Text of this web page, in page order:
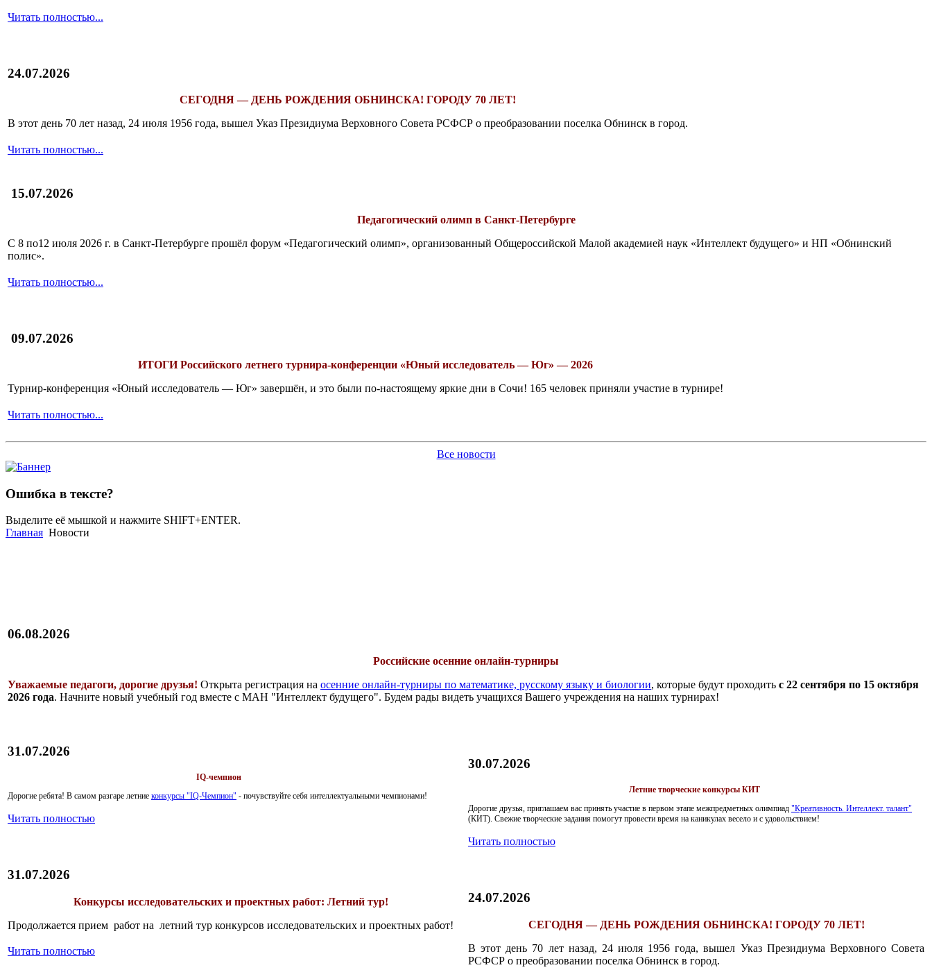
Читать полностью...
24.07.2026
СЕГОДНЯ — ДЕНЬ РОЖДЕНИЯ ОБНИНСКА! ГОРОДУ 70 ЛЕТ!
В этот день 70 лет назад, 24 июля 1956 года, вышел Указ Президиума Верховного Совета РСФСР о преобразовании поселка Обнинск в город.
Читать полностью...
15.07.2026
Педагогический олимп в Санкт-Петербурге
С 8 по12 июля 2026 г. в Санкт-Петербурге прошёл форум «Педагогический олимп», организованный Общероссийской Малой академией наук «Интеллект будущего» и НП «Обнинский
полис».
Читать полностью...
09.07.2026
ИТОГИРоссийского летнего турнира-конференции «Юный исследователь — Юг» — 2026
Турнир-конференция «Юный исследователь — Юг» завершён, и это были по-настоящему яркие дни в Сочи! 165 человек приняли участие в турнире!
Читать полностью...
Все новости
Ошибка в тексте?
Выделите её мышкой и нажмите SHIFT+ENTER.
Главная Новости
06.08.2026
Российские осенние онлайн-турниры
Уважаемые педагоги, дорогие друзья! Открыта регистрация на осенние онлайн-турниры по математике, русскому языку и биологии, которые будут проходить с 22 сентября по 15 октября
2026 года. Начните новый учебный год вместе с МАН "Интеллект будущего". Будем рады видеть учащихся Вашего учреждения на наших турнирах!
31.07.2026
IQ-чемпион
Дорогие ребята! В самом разгаре летние конкурсы "IQ-Чемпион" - почувствуйте себя интеллектуальными чемпионами!
Читать полностью
31.07.2026
Конкурсы исследовательских и проектных работ: Летний тур!
Продолжается прием работ на летний тур конкурсов исследовательских и проектных работ!
Читать полностью
30.07.2026
Летние творческие конкурсы КИТ
Дорогие друзья, приглашаем вас принять участие в первом этапе межпредметных олимпиад "Креативность. Интеллект. талант"
(КИТ). Свежие творческие задания помогут провести время на каникулах весело и с удовольствием!
Читать полностью
24.07.2026
СЕГОДНЯ — ДЕНЬ РОЖДЕНИЯ ОБНИНСКА! ГОРОДУ 70 ЛЕТ!
В этот день 70 лет назад, 24 июля 1956 года, вышел Указ Президиума Верховного Совета
РСФСР о преобразовании поселка Обнинск в город.